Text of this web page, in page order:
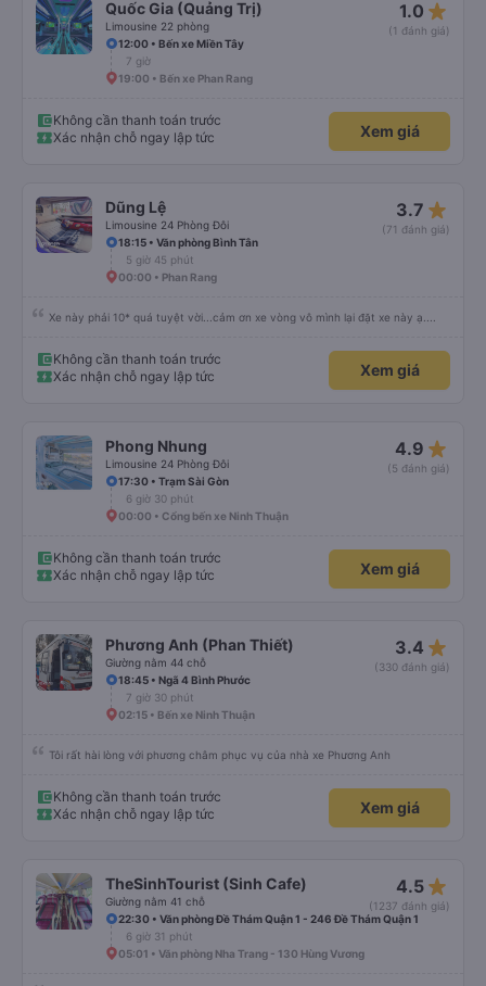
Quốc Gia (Quảng Trị)
Limousine 22 phòng
1.0 star_rate
(1 đánh giá)
12:00 • Bến xe Miền Tây
7 giờ
19:00 • Bến xe Phan Rang
Không cần thanh toán trước
Xác nhận chỗ ngay lập tức
Xem giá
Dũng Lệ
Limousine 24 Phòng Đôi
3.7 star_rate
(71 đánh giá)
18:15 • Văn phòng Bình Tân
5 giờ 45 phút
00:00 • Phan Rang
Xe này phải 10* quá tuyệt vời...cảm ơn xe vòng vô mình lại đặt xe này ạ....
Không cần thanh toán trước
Xác nhận chỗ ngay lập tức
Xem giá
Phong Nhung
Limousine 24 Phòng Đôi
4.9 star_rate
(5 đánh giá)
17:30 • Trạm Sài Gòn
6 giờ 30 phút
00:00 • Cổng bến xe Ninh Thuận
Không cần thanh toán trước
Xác nhận chỗ ngay lập tức
Xem giá
Phương Anh (Phan Thiết)
Giường nằm 44 chỗ
3.4 star_rate
(330 đánh giá)
18:45 • Ngã 4 Bình Phước
7 giờ 30 phút
02:15 • Bến xe Ninh Thuận
Tôi rất hài lòng với phương châm phục vụ của nhà xe Phương Anh
Không cần thanh toán trước
Xác nhận chỗ ngay lập tức
Xem giá
TheSinhTourist (Sinh Cafe)
Giường nằm 41 chỗ
4.5 star_rate
(1237 đánh giá)
22:30 • Văn phòng Đề Thám Quận 1 - 246 Đề Thám Quận 1
6 giờ 31 phút
05:01 • Văn phòng Nha Trang - 130 Hùng Vương